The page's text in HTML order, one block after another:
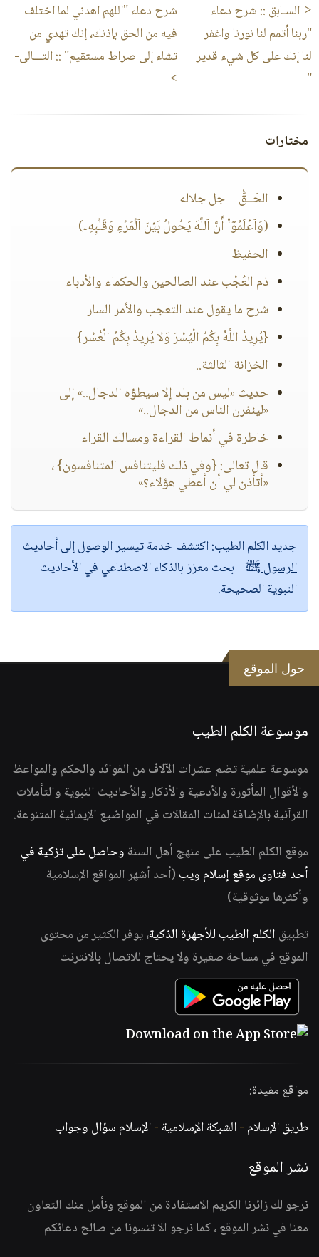
<-السـابق :: شرح دعاء
"ربنا أتمم لنا نورنا واغفر
لنا إنك على كل شيء قدير
"
شرح دعاء "اللهم اهدني لما اختلف
فيه من الحق بإذنك، إنك تهدي من
تشاء إلى صراط مستقيم" :: التـــالى-
>
مختارات
الحَــقُّ -جل جلاله-
(وَٱعۡلَمُوۤا۟ أَنَّ ٱللَّهَ یَحُولُ بَیۡنَ ٱلۡمَرۡءِ وَقَلۡبِهِۦ)
الحفيظ
ذم العُجْب عند الصالحين والحكماء والأدباء
شرح ما يقول عند التعجب والأمر السار
{يُرِيدُ اللَّهُ بِكُمُ الْيُسْرَ وَلا يُرِيدُ بِكُمُ الْعُسْر}
الخزانة الثالثة..
حديث «ليس من بلد إلا سيطؤه الدجال..» إلى
«لينفرن الناس من الدجال..»
خاطرة في أنماط القراءة ومسالك القراء
قال تعالى: {وفي ذلك فليتنافس المتنافسون} ،
«أتأذن لي أن أعطي هؤلاء؟»
جديد الكلم الطيب:اكتشف خدمةتيسير الوصول إلى أحاديث
الرسول ﷺ - بحث معزز بالذكاء الاصطناعي في الأحاديث
النبوية الصحيحة.
حول الموقع
موسوعة الكلم الطيب
موسوعة علمية تضم عشرات الآلاف من الفوائد والحكم والمواعظ
والأقوال المأثورة والأدعية والأذكار والأحاديث النبوية والتأملات
القرآنية بالإضافة لمئات المقالات في المواضيع الإيمانية المتنوعة.
موقع الكلم الطيب على منهج أهل السنة وحاصل على تزكية في
أحد فتاوى موقع إسلام ويب (أحد أشهر المواقع الإسلامية
وأكثرها موثوقية)
تطبيق الكلم الطيب للأجهزة الذكية، يوفر الكثير من محتوى
الموقع في مساحة صغيرة ولا يحتاج للاتصال بالانترنت
مواقع مفيدة:
طريق الإسلام -الشبكة الإسلامية -الإسلام سؤال وجواب
نشر الموقع
نرجو لك زائرنا الكريم الاستفادة من الموقع ونأمل منك التعاون
معنا في نشر الموقع ، كما نرجو الا تنسونا من صالح دعائكم